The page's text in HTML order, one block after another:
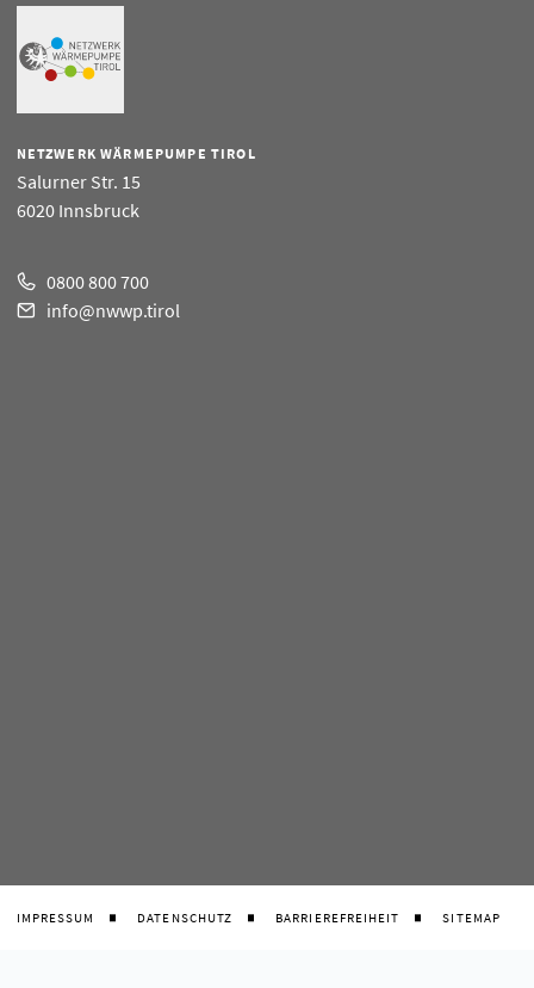
NETZWERK WÄRMEPUMPE TIROL
Salurner Str. 15
6020 Innsbruck
0800 800 700
info@nwwp.tirol
IMPRESSUM DATENSCHUTZ BARRIEREFREIHEIT SITEMAP